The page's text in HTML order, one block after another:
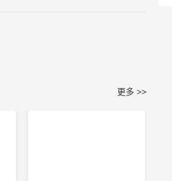
更多 >>